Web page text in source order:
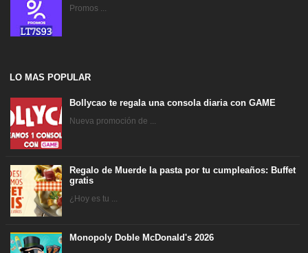
Promos ...
LO MAS POPULAR
Bollycao te regala una consola diaria con GAME
Nueva promoción de ...
Regalo de Muerde la pasta por tu cumpleaños: Buffet
gratis
¿Hoy es tu ...
Monopoly Doble McDonald's 2026